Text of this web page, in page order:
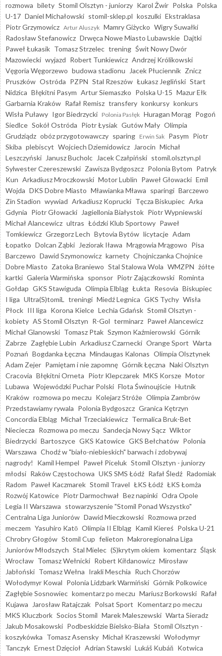
rozmowa bilety Stomil Olsztyn - juniorzy Karol Żwir Polska Polska
U-17 Daniel Michałowski stomil-sklep.pl koszulki Ekstraklasa
Piotr Grzymowicz Artur Aluszyk Mamry Giżycko Wigry Suwałki
Radosław Stefanowicz Drwęca Nowe Miasto Lubawskie Dajtki
Paweł Łukasik Tomasz Strzelec trening Świt Nowy Dwór
Mazowiecki wyjazd Robert Tunkiewicz Andrzej Królikowski
Vęgoria Węgorzewo budowa stadionu Jacek Płuciennik Znicz
Pruszków Ostróda PZPN Stal Rzeszów Łukasz Jegliński Start
Nidzica Błękitni Pasym Artur Siemaszko Polska U-15 Mazur Ełk
Garbarnia Kraków Rafał Remisz transfery konkursy konkurs
Wisła Puławy Igor Biedrzycki Polonia Pasłęk Huragan Morąg Pogoń
Siedlce Sokół Ostróda Piotr Łysiak Gutów Mały Olimpia
Grudziądz obóz przygotowawczy sparing Erwin Sak Pasym Piotr
Skiba plebiscyt Wojciech Dziemidowicz Jarocin Michał
Leszczyński
Janusz Bucholc Jacek Czałpiński stomil.olsztyn.pl
Sylwester Czereszewski Zawisza Bydgoszcz Polonia Bytom Patryk
Kun Arkadiusz Mroczkowski Motor Lublin Paweł Głowacki Emil
Wojda DKS Dobre Miasto Mławianka Mława sparingi Barczewo
Zin Stadion wywiad Arkadiusz Koprucki Tęcza Biskupiec Arka
Gdynia Piotr Głowacki Jagiellonia Białystok Piotr Wypniewski
Michał Alancewicz ultras Łódzki Klub Sportowy Paweł
Tomkiewicz Grzegorz Lech Bytovia Bytów licytacje Adam
Łopatko Dolcan Ząbki Jeziorak Iława Mrągowia Mrągowo Pisa
Barczewo Dawid Szymonowicz karnety Chojniczanka Chojnice
Dobre Miasto Zatoka Braniewo Stal Stalowa Wola WMZPN żółte
kartki Galeria Warmińska sponsor Piotr Zajączkowski Rominta
Gołdap GKS Stawiguda Olimpia Elbląg Łukta Resovia Biskupiec
I liga Ultra(S)tomiL treningi Miedź Legnica GKS Tychy Wisła
Płock III liga Korona Kielce Lechia Gdańsk Stomil Olsztyn -
kobiety AS Stomil Olsztyn R-Gol terminarz Paweł Alancewicz
Michał Glanowski Tomasz Ptak Szymon Kaźmierowski Górnik
Zabrze Zagłębie Lubin Arkadiusz Czarnecki Orange Sport Warta
Poznań Bogdanka Łęczna Mindaugas Kalonas Olimpia Olsztynek
Adam Zejer Pamiętam i nie zapomnę Górnik Łęczna Naki Olsztyn
Cracovia Błękitni Orneta Piotr Klepczarek MKS Korsze Motor
Lubawa Wojewódzki Puchar Polski Flota Świnoujście Hutnik
Kraków rozmowa po meczu Kolejarz Stróże Olimpia Zambrów
Przedstawiamy rywala Polonia Bydgoszcz Granica Kętrzyn
Concordia Elbląg Michał Trzeciakiewicz Termalica Bruk-Bet
Nieciecza Rozmowa po meczu Sandecja Nowy Sącz Wiktor
Biedrzycki Bartoszyce GKS Katowice GKS Bełchatów Polonia
Warszawa Chodź w "biało-niebieskich" barwach i zdobywaj
nagrody!
Kamil Hempel Paweł Piceluk Stomil Olsztyn - juniorzy
młodsi Raków Częstochowa UKS SMS Łódź Rafał Śledź Radomiak
Radom Paweł Kaczmarek Stomil Travel ŁKS Łódź ŁKS Łomża
Rozwój Katowice Piotr Darmochwał Bez napinki Odra Opole
Legia II Warszawa stowarzyszenie "Stomil Ponad Wszystko"
Centralna Liga Juniorów Dawid Mieczkowski Rozmowa przed
meczem Yasuhiro Katō Olimpia II Elbląg Kamil Kiereś Polska U-21
Chrobry Głogów Stomil Cup felieton Makroregionalna Liga
Juniorów Młodszych Stal Mielec (S)krytym okiem komentarz Śląsk
Wrocław Tomasz Wełnicki Robert Kiłdanowicz Mirosław
Jabłoński Tomasz Wełna Irakli Meschia Ruch Chorzów
Wołodymyr Kowal Polonia Lidzbark Warmiński Górnik Polkowice
Zagłębie Sosnowiec komentarz po meczu Mariusz Borkowski Rafał
Kujawa
Jarosław Ratajczak Polsat Sport Komentarz po meczu
MKS Kluczbork Socios Stomil Marek Maleszewski Warta Sieradz
Jakub Mosakowski Podbeskidzie Bielsko-Biała Stomil Olsztyn -
koszykówka Tomasz Asensky Michał Kraszewski Wołodymyr
Tanczyk Ernest Dzięcioł Adrian Stawski Lukáš Kubáň Kotwica